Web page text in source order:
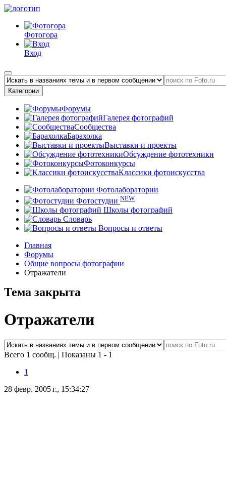
Фотогора
Вход
Категории
Форумы
Галерея фотографий
Сообщества
Барахолка
Выставки и проекты
Обсуждение фототехники
Фотоконкурсы
Классики фотоискусства
Фотолаборатории
Фотостудии NEW
Школы фотографий
Словарь
Вопросы и ответы
Главная
Форумы
Общие вопросы фотографии
Отражатели
Тема закрыта
Отражатели
Всего 1 сообщ. | Показаны 1 - 1
1
28 февр. 2005 г., 15:34:27